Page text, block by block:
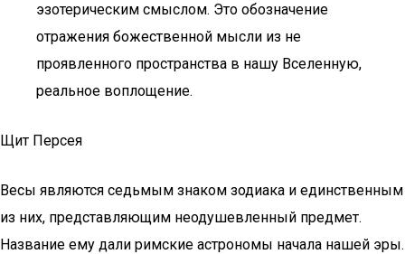
эзотерическим смыслом. Это обозначение
отражения божественной мысли из не
проявленного пространства в нашу Вселенную,
реальное воплощение.
Щит Персея
Весы являются седьмым знаком зодиака и единственным
из них, представляющим неодушевленный предмет.
Название ему дали римские астрономы начала нашей эры.